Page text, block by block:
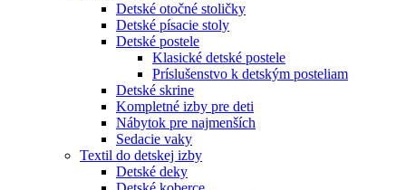
Detské otočné stoličky
Detské písacie stoly
Detské postele
Klasické detské postele
Príslušenstvo k detským posteliam
Detské skrine
Kompletné izby pre deti
Nábytok pre najmenších
Sedacie vaky
Textil do detskej izby
Detské deky